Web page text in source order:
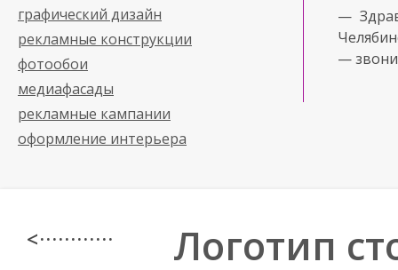
графический дизайн
рекламные конструкции
фотообои
медиафасады
рекламные кампании
оформление интерьера
—
—
< · · · · · · · · · · · · Логотип